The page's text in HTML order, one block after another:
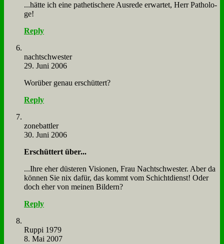
...hät­te ich ei­ne pa­the­ti­sche­re Aus­re­de er­war­tet, Herr Pa­tho­lo­
ge!
Reply
nacht­schwe­ster
29. Juni 2006
Wor­über ge­nau er­schüt­tert?
Reply
zone­batt­ler
30. Juni 2006
Er­schüt­tert über...
...Ih­re eher dü­ste­ren Vi­sio­nen, Frau Nacht­schwe­ster. Aber da
kön­nen Sie nix da­für, das kommt vom Schicht­dienst! Oder
doch eher von mei­nen Bil­dern?
Reply
Rup­pi 1979
8. Mai 2007